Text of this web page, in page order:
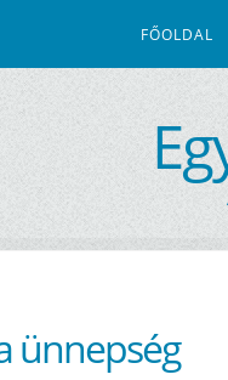
FŐOLDAL
ünnepség